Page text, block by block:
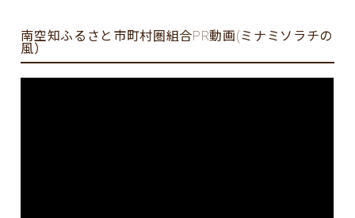
南空知ふるさと市町村圏組合PR動画(ミナミソラチの
風）